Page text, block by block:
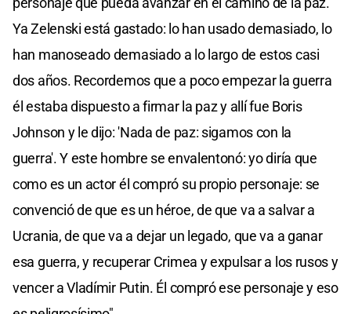
Ya Zelenski está gastado: lo han usado demasiado, lo
han manoseado demasiado a lo largo de estos casi
dos años. Recordemos que a poco empezar la guerra
él estaba dispuesto a firmar la paz y allí fue Boris
Johnson y le dijo: 'Nada de paz: sigamos con la
guerra'. Y este hombre se envalentonó: yo diría que
como es un actor él compró su propio personaje: se
convenció de que es un héroe, de que va a salvar a
Ucrania, de que va a dejar un legado, que va a ganar
esa guerra, y recuperar Crimea y expulsar a los rusos y
vencer a Vladímir Putin. Él compró ese personaje y eso